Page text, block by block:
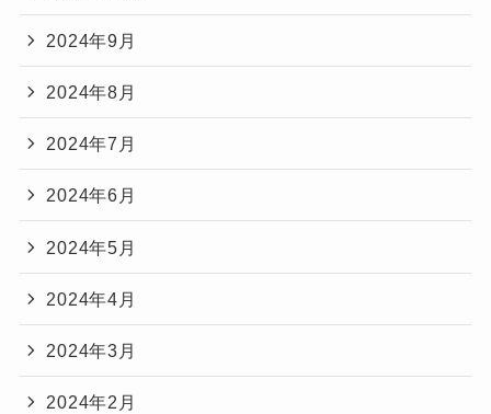
2024年9月
2024年8月
2024年7月
2024年6月
2024年5月
2024年4月
2024年3月
2024年2月